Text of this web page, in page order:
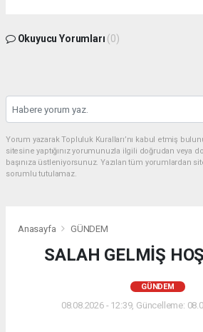
Okuyucu Yorumları (0)
Yorum yazarak Topluluk Kuralları’nı kabul etmiş
sitesine yaptığınız yorumunuzla ilgili doğrudan veya
başınıza üstleniyorsunuz. Yazılan tüm yorumlardan
sorumlu tutulamaz.
Anasayfa GÜNDEM
SALAH GELMİŞ
GÜNDEM
08.08.2026 - 12:39, Güncelleme: